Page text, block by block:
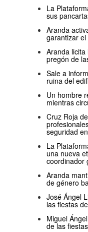
La
sus
Aranda
garantizar
Aranda
pregón de
Sale a
ruina del
Un hombre
mientras
Cruz Roja
seguridad
La
una nueva
coordinador
Aranda
de género
José Ángel
las fiestas
Miguel
de las